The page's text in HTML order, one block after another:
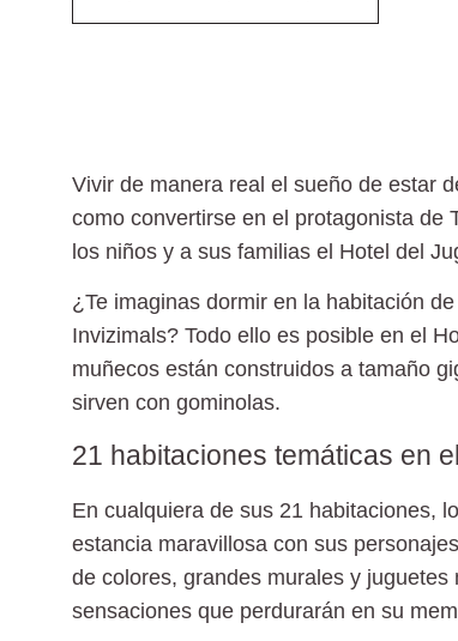
Vivir de manera real el sueño de estar
como convertirse en el protagonista de
los niños y a sus familias el Hotel del
¿Te imaginas dormir en la habitación
Invizimals? Todo ello es posible en el
muñecos están construidos a tamaño
sirven con gominolas.
21 habitaciones temáticas en
En cualquiera de sus 21 habitaciones,
estancia maravillosa con sus
de colores, grandes murales y
sensaciones que perdurarán en su